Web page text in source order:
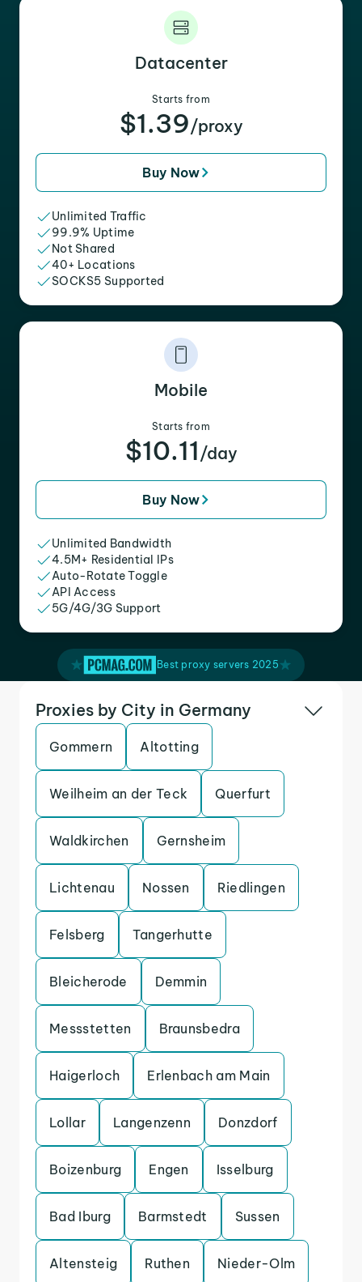
Datacenter
Starts from
$1.39/proxy
Buy Now
Unlimited Traffic
99.9% Uptime
Not Shared
40+ Locations
SOCKS5 Supported
Mobile
Starts from
$10.11 /day
Buy Now
Unlimited Bandwidth
4.5M+ Residential IPs
Auto-Rotate Toggle
API Access
5G/4G/3G Support
Best proxy servers 2025
Proxies by City in Germany
Gommern Altotting
Weilheim an der Teck Querfurt
Waldkirchen Gernsheim
Lichtenau Nossen Riedlingen
Felsberg Tangerhutte
Bleicherode Demmin
Messstetten Braunsbedra
Haigerloch Erlenbach am Main
Lollar Langenzenn Donzdorf
Boizenburg Engen Isselburg
Bad Iburg Barmstedt Sussen
Altensteig Ruthen Nieder-Olm